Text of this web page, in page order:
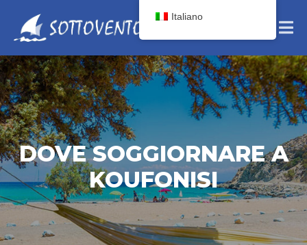
DOVE SOGGIORNARE A
KOUFONISI
Italiano